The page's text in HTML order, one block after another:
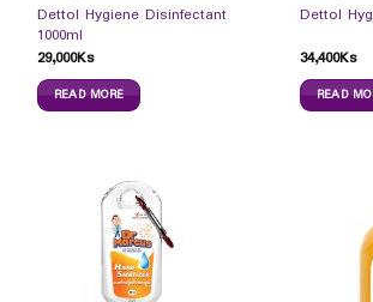
Dettol Hygiene Disinfectant
1000ml
29,000Ks
READ MORE
Dettol
34,400Ks
READ